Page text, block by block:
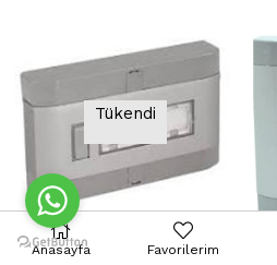
Tükendi
Anasayfa Favorilerim